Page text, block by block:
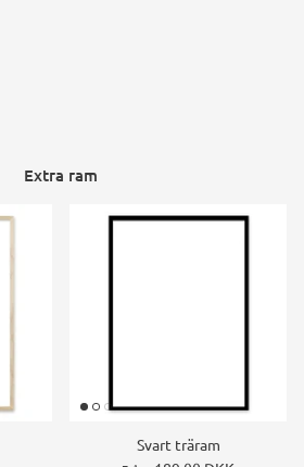
Extra ram
Svart träram